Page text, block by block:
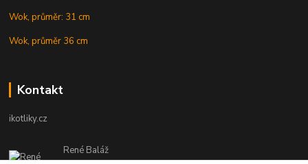
Wok, průměr: 31 cm
Wok, průměr 36 cm
Kontakt
ikotliky.cz
René Baláž